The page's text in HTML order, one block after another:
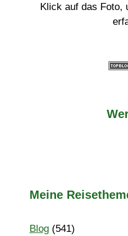
Klick auf das Foto,
Meine
Blog (541)